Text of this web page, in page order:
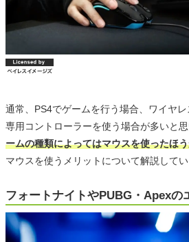
通常、PS4でゲームを行う場合、ワイヤ
専用コントローラーを使う場合が多いと
ームの種類によってはマウスを使ったほ
マウスを使うメリットについて解説してい
フォートナイトやPUBG・Apexの